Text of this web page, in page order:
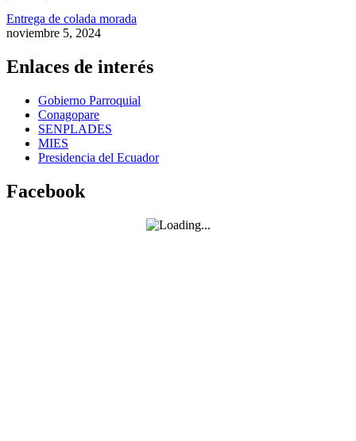
Entrega de colada morada
noviembre 5, 2024
Enlaces de interés
Gobierno Parroquial
Conagopare
SENPLADES
MIES
Presidencia del Ecuador
Facebook